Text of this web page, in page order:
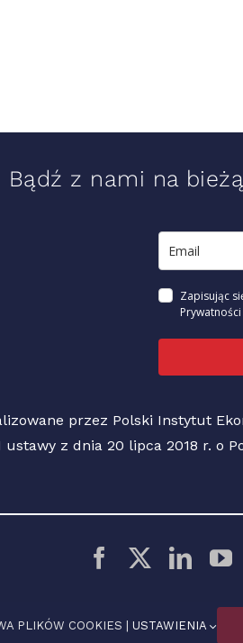
Bądź z nami na
Zapisując
Prywatności
przez Polski Instytut
ustawy z dnia 20 lipca 2018 r. o
© 2026 Polski Instytut
PLIKÓW COOKIES | USTAWIENIA